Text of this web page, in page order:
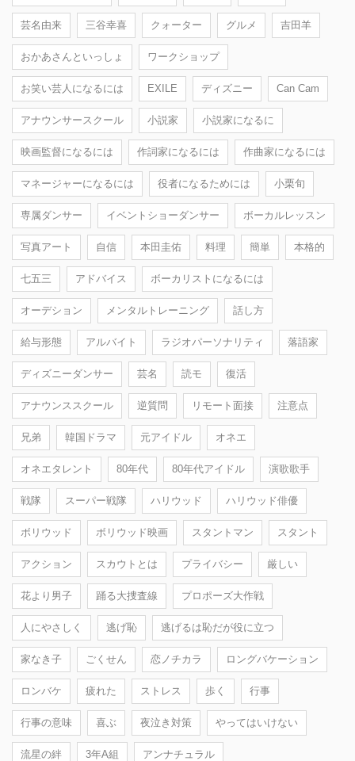
芸名由来 三谷幸喜 クォーター グルメ 吉田羊
おかあさんといっしょ ワークショップ
お笑い芸人になるには EXILE ディズニー Can Cam
アナウンサースクール 小説家 小説家になるに
映画監督になるには 作詞家になるには 作曲家になるには
マネージャーになるには 役者になるためには 小栗旬
専属ダンサー イベントショーダンサー ボーカルレッスン
写真アート 自信 本田圭佑 料理 簡単 本格的
七五三 アドバイス ボーカリストになるには
オーデション メンタルトレーニング 話し方
給与形態 アルバイト ラジオパーソナリティ 落語家
ディズニーダンサー 芸名 読モ 復活
アナウンススクール 逆質問 リモート面接 注意点
兄弟 韓国ドラマ 元アイドル オネエ
オネエタレント 80年代 80年代アイドル 演歌歌手
戦隊 スーパー戦隊 ハリウッド ハリウッド俳優
ボリウッド ボリウッド映画 スタントマン スタント
アクション スカウトとは プライバシー 厳しい
花より男子 踊る大捜査線 プロポーズ大作戦
人にやさしく 逃げ恥 逃げるは恥だが役に立つ
家なき子 ごくせん 恋ノチカラ ロングバケーション
ロンバケ 疲れた ストレス 歩く 行事
行事の意味 喜ぶ 夜泣き対策 やってはいけない
流星の絆 3年A組 アンナチュラル